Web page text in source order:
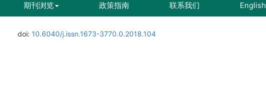
期刊浏览 政策指南 联系我们 English
doi: 10.6040/j.issn.1673-3770.0.2018.104